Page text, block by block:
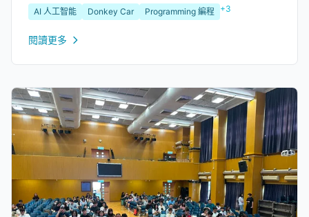
戰，他們都嘗試努力克服，過程中的毅力和堅持令人印象深
AI 人工智能 Donkey Car Programming 編程 +3
閱讀更多